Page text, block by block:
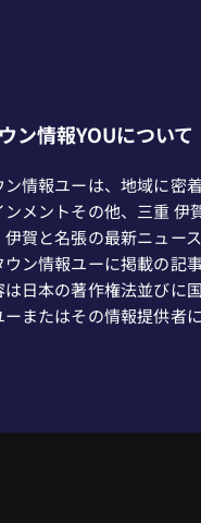
ン情報YOUについて
情報ユーは、地域に密
ンメントその他、三重
賀と名張の最新ニュー
ン情報ユーに掲載の記
は日本の著作権法並びに
またはその情報提供者に